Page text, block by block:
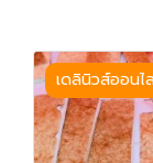
เดลินิวส์ออนไ